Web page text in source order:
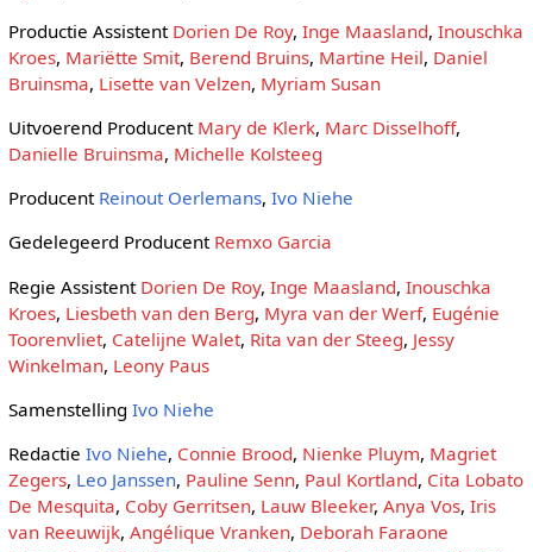
Productie Assistent Dorien De Roy, Inge Maasland, Inouschka
Kroes, Mariëtte Smit, Berend Bruins, Martine Heil, Daniel
Bruinsma, Lisette van Velzen, Myriam Susan
Uitvoerend Producent Mary de Klerk, Marc Disselhoff,
Danielle Bruinsma, Michelle Kolsteeg
Producent Reinout Oerlemans, Ivo Niehe
Gedelegeerd Producent Remxo Garcia
Regie Assistent Dorien De Roy, Inge Maasland, Inouschka
Kroes, Liesbeth van den Berg, Myra van der Werf, Eugénie
Toorenvliet, Catelijne Walet, Rita van der Steeg, Jessy
Winkelman, Leony Paus
Samenstelling Ivo Niehe
Redactie Ivo Niehe, Connie Brood, Nienke Pluym, Magriet
Zegers, Leo Janssen, Pauline Senn, Paul Kortland, Cita Lobato
De Mesquita, Coby Gerritsen, Lauw Bleeker, Anya Vos, Iris
van Reeuwijk, Angélique Vranken, Deborah Faraone